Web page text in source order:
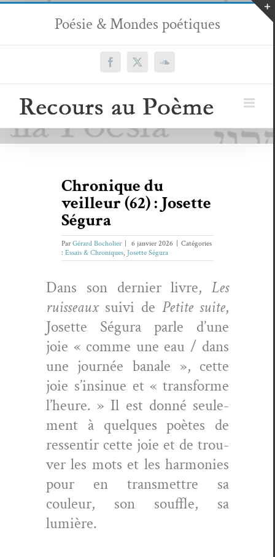
Passer
contenu
Poésie & Mondes poétiques
Facebook
X SoundCloud
Chronique du
veilleur (62) : Josette
Ségura
ParGérard Bocholier 6 janvier 2026
Catégories
: Essais & Chroniques, Josette Ségura
Dans son dernier livre,Les
ruis­seauxsuivi de Petite suite,
Josette Ségu­ra par­le d’une
joie « comme une eau / dans
une journée banale », cette
joie s’insinue et « trans­forme
l’heure. » Il est don­né seule­
ment à quelques poètes de
ressen­tir cette joie et de trou­
ver les mots et les har­monies
pour en trans­met­tre sa
couleur, son souf­fle, sa
lumière.